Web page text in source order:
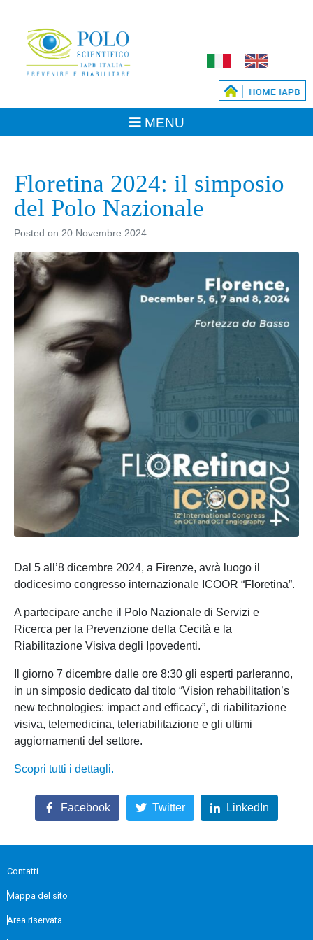
Floretina 2024: il simposio
del Polo Nazionale
Posted on 20 Novembre 2024
Dal 5 all’8 dicembre 2024, a Firenze, avrà luogo il
dodicesimo congresso internazionale ICOOR “Floretina”.
A partecipare anche il Polo Nazionale di Servizi e
Ricerca per la Prevenzione della Cecità e la
Riabilitazione Visiva degli Ipovedenti.
Il giorno 7 dicembre dalle ore 8:30 gli esperti parleranno,
in un simposio dedicato dal titolo “Vision rehabilitation’s
new technologies: impact and efficacy”, di riabilitazione
visiva, telemedicina, teleriabilitazione e gli ultimi
aggiornamenti del settore.
Scopri tutti i dettagli.
Facebook Twitter LinkedIn
Contatti
Mappa del sito
Area riservata